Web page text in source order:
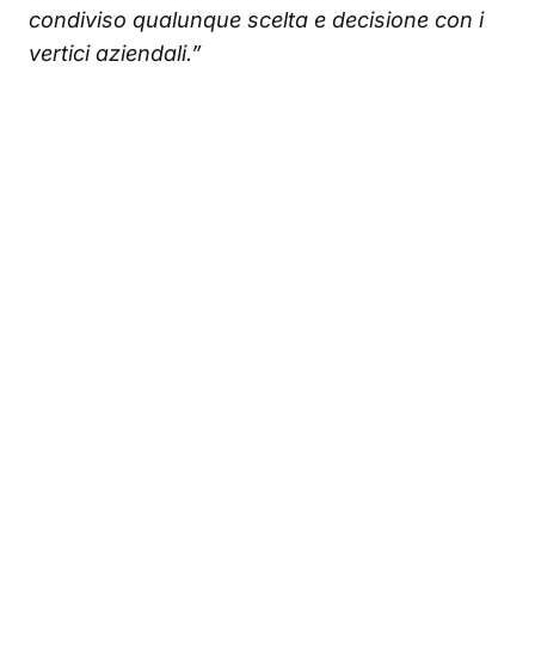
condiviso qualunque scelta e decisione con i
vertici aziendali.”